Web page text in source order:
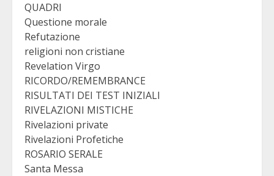
QUADRI
Questione morale
Refutazione
religioni non cristiane
Revelation Virgo
RICORDO/REMEMBRANCE
RISULTATI DEI TEST INIZIALI
RIVELAZIONI MISTICHE
Rivelazioni private
Rivelazioni Profetiche
ROSARIO SERALE
Santa Messa